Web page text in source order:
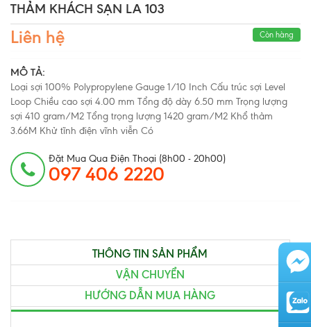
THẢM KHÁCH SẠN LA 103
Liên hệ Còn hàng
MÔ TẢ:
Loại sợi 100% Polypropylene Gauge 1/10 Inch Cấu trúc sợi Level
Loop Chiều cao sợi 4.00 mm Tổng độ dày 6.50 mm Trọng lượng
sợi 410 gram/M2 Tổng trọng lượng 1420 gram/M2 Khổ thảm
3.66M Khử tĩnh điện vĩnh viễn Có
Đặt Mua Qua Điện Thoại (8h00 - 20h00)
097 406 2220
THÔNG TIN SẢN PHẨM
VẬN CHUYỂN
HƯỚNG DẪN MUA HÀNG